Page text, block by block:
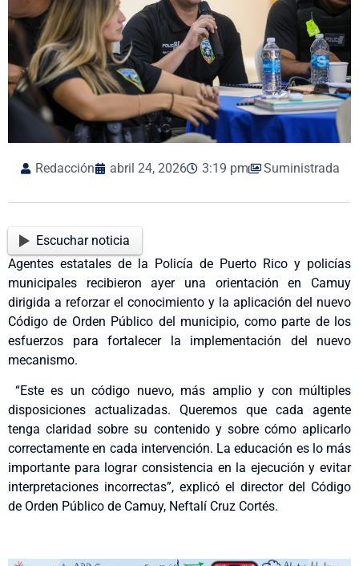
Redacción abril 24, 2026 3:19 pm Suministrada
Escuchar noticia
Agentes estatales de la Policía de Puerto Rico y policías
municipales recibieron ayer una orientación en Camuy
dirigida a reforzar el conocimiento y la aplicación del nuevo
Código de Orden Público del municipio, como parte de los
esfuerzos para fortalecer la implementación del nuevo
mecanismo.
“Este es un código nuevo, más amplio y con múltiples
disposiciones actualizadas. Queremos que cada agente
tenga claridad sobre su contenido y sobre cómo aplicarlo
correctamente en cada intervención. La educación es lo más
importante para lograr consistencia en la ejecución y evitar
interpretaciones incorrectas”, explicó el director del Código
de Orden Público de Camuy, Neftalí Cruz Cortés.